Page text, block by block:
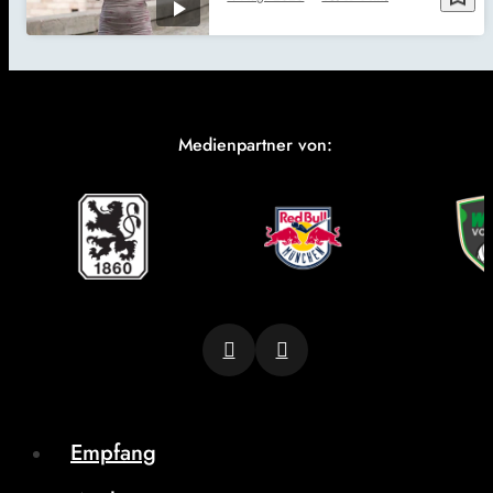
Medienpartner von:
Empfang